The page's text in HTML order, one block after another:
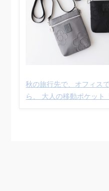
秋の旅行先で、オフィス
ら、 大人の移動ポケット